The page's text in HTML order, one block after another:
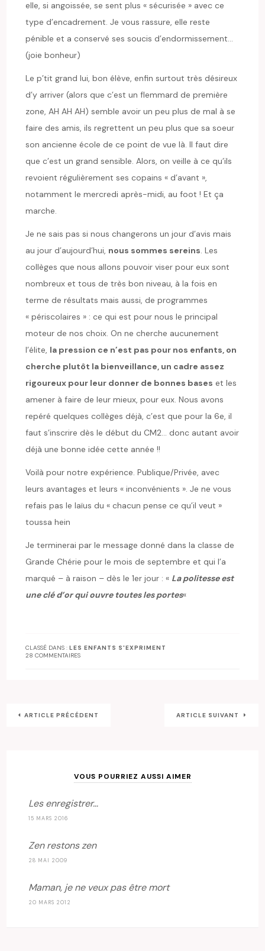
elle, si angoissée, se sent plus « sécurisée » avec ce
type d’encadrement. Je vous rassure, elle reste
pénible et a conservé ses soucis d’endormissement…
(joie bonheur)
Le p’tit grand lui, bon élève, enfin surtout très désireux
d’y arriver (alors que c’est un flemmard de première
zone, AH AH AH) semble avoir un peu plus de mal à se
faire des amis, ils regrettent un peu plus que sa soeur
son ancienne école de ce point de vue là. Il faut dire
que c’est un grand sensible. Alors, on veille à ce qu’ils
revoient régulièrement ses copains « d’avant »,
notamment le mercredi après-midi, au foot ! Et ça
marche.
Je ne sais pas si nous changerons un jour d’avis mais
au jour d’aujourd’hui, nous sommes sereins. Les
collèges que nous allons pouvoir viser pour eux sont
nombreux et tous de très bon niveau, à la fois en
terme de résultats mais aussi, de programmes
« périscolaires » : ce qui est pour nous le principal
moteur de nos choix. On ne cherche aucunement
l’élite, la pression ce n’est pas pour nos enfants, on
cherche plutôt la bienveillance, un cadre assez
rigoureux pour leur donner de bonnes bases et les
amener à faire de leur mieux, pour eux. Nous avons
repéré quelques collèges déjà, c’est que pour la 6e, il
faut s’inscrire dès le début du CM2… donc autant avoir
déjà une bonne idée cette année !!
Voilà pour notre expérience. Publique/Privée, avec
leurs avantages et leurs « inconvénients ». Je ne vous
refais pas le laïus du « chacun pense ce qu’il veut »
toussa hein
Je terminerai par le message donné dans la classe de
Grande Chérie pour le mois de septembre et qui l’a
marqué – à raison – dès le 1er jour : « La politesse est
une clé d’or qui ouvre toutes les portes«
CLASSÉ DANS :LES ENFANTS S'EXPRIMENT
28 COMMENTAIRES
ARTICLE PRÉCÉDENT ARTICLE SUIVANT
VOUS POURRIEZ AUSSI AIMER
Les enregistrer…
15 MARS 2016
Zen restons zen
28 MAI 2009
Maman, je ne veux pas être mort
20 MARS 2012